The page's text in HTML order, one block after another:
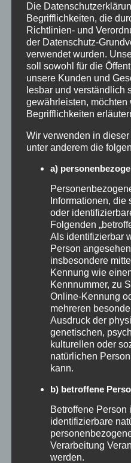
Community reagiert.
Interaktionen geteilt
Reichweite mal 100.
reichweitenbasierte
aussagekräftiger,
bereitstellt. Als
gut, bei kleineren
mit konkreten
Kommentare
generischen Phrasen?
zweite Beitrag
Glaubwürdigkeit
Ein fiktives Beispiel
Ein privatgeführtes
ländlichen Region
Entspannung
kleiner ist als große
Die
Begrifflichkeiten, die
Richtlinien- und
der Datenschutz-
verwendet wurden.
soll sowohl für die
unsere Kunden und
lesbar und verständlich
gewährleisten,
Begrifflichkeiten
Wir verwenden in
unter anderem die
a)
Informationen,
oder
Folgenden
Als identifizierbar
Person
insbesondere
Kennung wie
Kennnummer, zu
Online-Kennung
mehreren
Ausdruck der
genetischen,
kulturellen oder
natürlichen
kann.
b) betroffene
Betroffene Person
identifizierbare
Verarbeitung
werden.